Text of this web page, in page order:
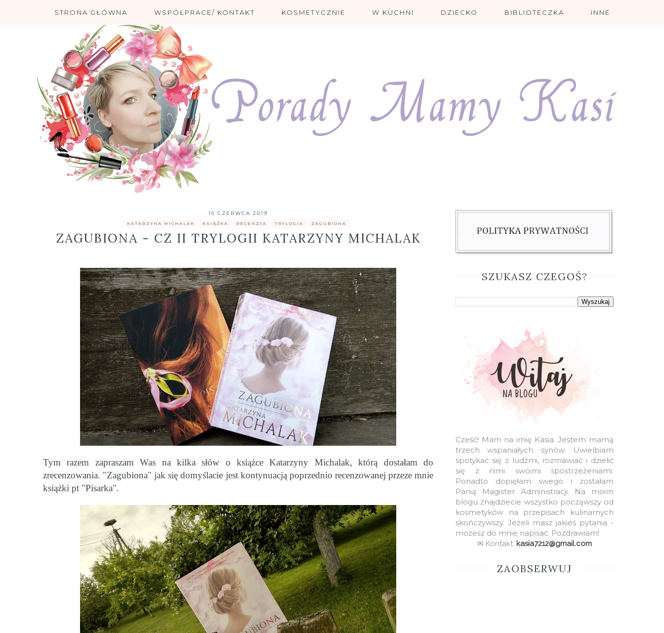
STRONA GŁÓWNA WSPÓŁPRACE/ KONTAKT KOSMETYCZNIE W KUCHNI DZIECKO BIBLIOTECZKA INNE
15 CZERWCA 2019
ZAGUBIONA - CZ II TRYLOGII KATARZYNY MICHALAK
Tym razem zapraszam Was na kilka słów o książce Katarzyny Michalak, którą dostałam do
zrecenzowania. "Zagubiona" jak się domyślacie jest kontynuacją poprzednio recenzowanej przeze mnie
książki pt "Pisarka".
KATARZYNA MICHALAK KSIĄŻKA RECENZJA TRYLOGIA ZAGUBIONA
SZUKASZ CZEGOŚ?
Cześć! Mam na imię Kasia. Jestem mamą
trzech wspaniałych synów. Uwielbiam
spotykać się z ludźmi, rozmawiać i dzielić
się z nimi swoimi spostrzeżeniami.
Ponadto dopięłam swego i zostałam
Panią Magister Administracji. Na moim
blogu znajdziecie wszystko począwszy od
kosmetyków na przepisach kulinarnych
skończywszy. Jeżeli masz jakieś pytania -
możesz do mnie napisać. Pozdrawiam!
✉ Kontakt: kasia7212@gmail.com
ZAOBSERWUJ